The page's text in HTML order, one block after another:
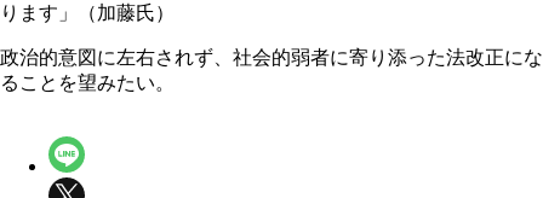
ります」（加藤氏）
政治的意図に左右されず、社会的弱者に寄り添った法改正にな
ることを望みたい。